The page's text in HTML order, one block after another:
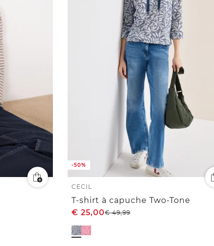
-50%
CECIL
T-shirt à capuche Two-Tone
€ 25,00€49,99